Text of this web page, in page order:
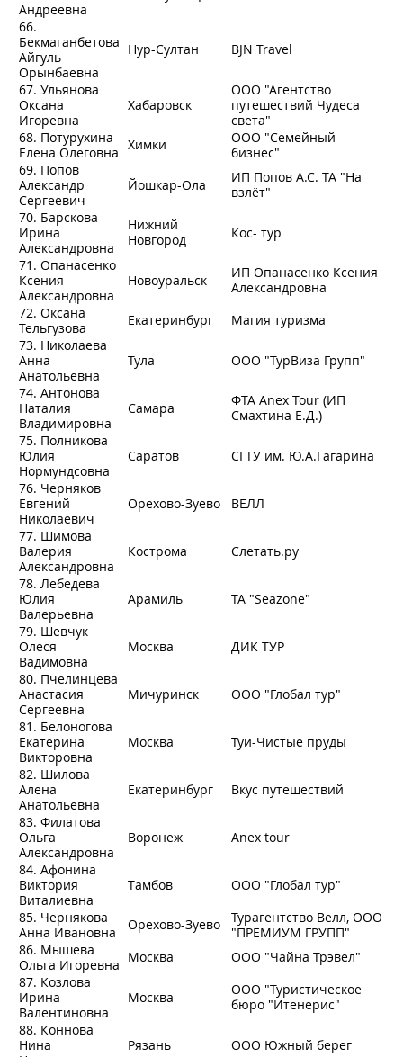
Андреевна
66.
Бекмаганбетова
Айгуль
Орынбаевна
Нур-Султан BJN Travel
67. Ульянова
Оксана
Игоревна
Хабаровск
ООО "Агентство
путешествий Чудеса
света"
68. Потурухина
Елена Олеговна Химки
ООО "Семейный
бизнес"
69. Попов
Александр
Сергеевич
Йошкар-Ола
ИП Попов А.С. ТА "На
взлёт"
70. Барскова
Ирина
Александровна
Нижний
Новгород
Кос- тур
71. Опанасенко
Ксения
Александровна
Новоуральск
ИП Опанасенко Ксения
Александровна
72. Оксана
Тельгузова
Екатеринбург
Магия туризма
73. Николаева
Анна
Анатольевна
Тула
ООО "ТурВиза Групп"
74. Антонова
Наталия
Владимировна
Самара
ФТА Anex Tour (ИП
Смахтина Е.Д.)
75. Полникова
Юлия
Нормундсовна
Саратов
СГТУ им. Ю.А.Гагарина
76. Черняков
Евгений
Николаевич
Орехово-Зуево
ВЕЛЛ
77. Шимова
Валерия
Александровна
Кострома
Слетать.ру
78. Лебедева
Юлия
Валерьевна
Арамиль
ТА "Seazone"
79. Шевчук
Олеся
Вадимовна
Москва
ДИК ТУР
80. Пчелинцева
Анастасия
Сергеевна
Мичуринск
ООО "Глобал тур"
81. Белоногова
Екатерина
Викторовна
Москва
Туи-Чистые пруды
82. Шилова
Алена
Анатольевна
Екатеринбург
Вкус путешествий
83. Филатова
Ольга
Александровна
Воронеж
Anex tour
84. Афонина
Виктория
Виталиевна
Тамбов
ООО "Глобал тур"
85. Чернякова
Анна Ивановна
Орехово-Зуево
Турагентство Велл, ООО
"ПРЕМИУМ ГРУПП"
86. Мышева
Ольга Игоревна Москва
ООО "Чайна Трэвел"
87. Козлова
Ирина
Валентиновна
Москва
ООО "Туристическое
бюро "Итенерис"
88. Коннова
Нина
Рязань
OOO Южный берег